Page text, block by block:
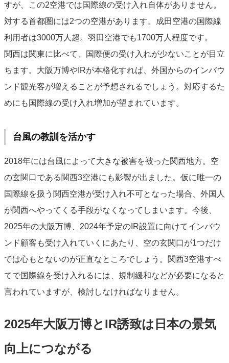
すが、この2空港では国際線の受け入れ自体がありません。
対する首都圏には2つの空港があります。成田空港の国際線
利用者は3000万人超。羽田空港でも1700万人程度です。
関西は関東に比べて、国際便の受け入れが少ないことが目立
ちます。大阪万博やIRが本格化すれば、外国からのインバウ
ンド観光客が増えることが予想されるでしょう。対応するた
めにも国際線の受け入れ増加が望まれています。
台風の教訓を活かす
2018年には台風によって大きな被害を被った関西地方。空
の玄関口である関西3空港にも影響が出ました。仮に唯一の
国際線を扱う関西空港が受け入れ不可となった場合、外国人
が関西へやってくる手段がなくなってしまいます。今後、
2025年の大阪万博、2024年予定のIR設置に向けてインバウ
ンド顧客も受け入れていくにあたり、空の玄関口が1つだけ
では心もとないのが正直なところでしょう。関西3空港すべ
てで国際線を受け入れるには、規制緩和などが必要になると
言われていますが、検討しなければなりません。
2025年大阪万博とIR誘致は日本の景気
向上につながる